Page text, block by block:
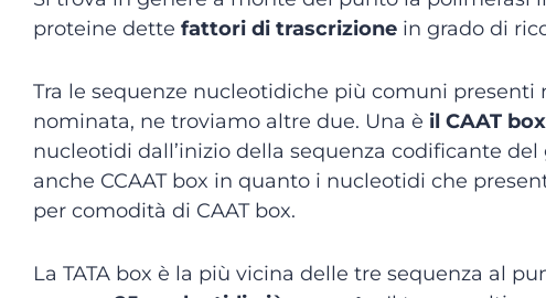
proteine dette fattori di trascrizione in grado di
Tra le sequenze nucleotidiche più comuni
nominata, ne troviamo altre due. Una è il CAAT box
nucleotidi dall’inizio della sequenza codificante del
anche CCAAT box in quanto i nucleotidi che
per comodità di CAAT box.
La TATA box è la più vicina delle tre sequenza al